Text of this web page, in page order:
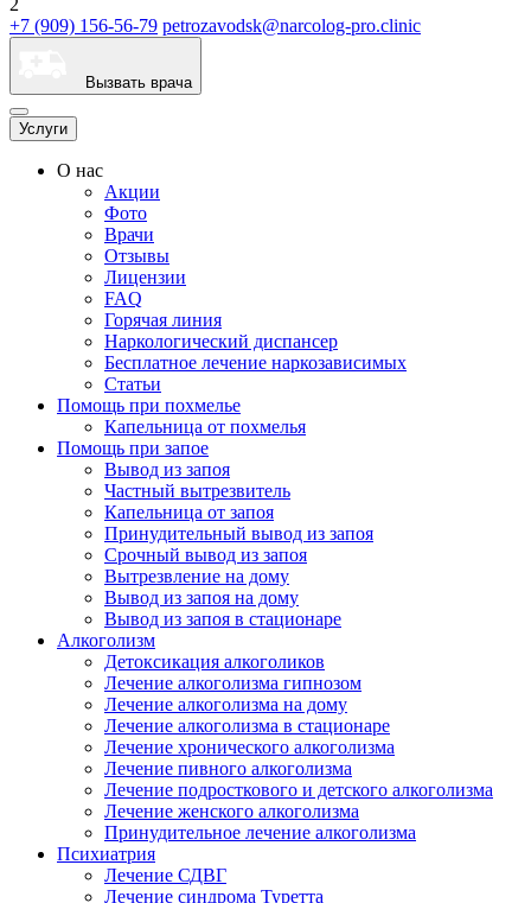
2
+7 (909) 156-56-79 petrozavodsk@narcolog-pro.clinic
Вызвать врача
Услуги
О нас
Акции
Фото
Врачи
Отзывы
Лицензии
FAQ
Горячая линия
Наркологический диспансер
Бесплатное лечение наркозависимых
Статьи
Помощь при похмелье
Капельница от похмелья
Помощь при запое
Вывод из запоя
Частный вытрезвитель
Капельница от запоя
Принудительный вывод из запоя
Срочный вывод из запоя
Вытрезвление на дому
Вывод из запоя на дому
Вывод из запоя в стационаре
Алкоголизм
Детоксикация алкоголиков
Лечение алкоголизма гипнозом
Лечение алкоголизма на дому
Лечение алкоголизма в стационаре
Лечение хронического алкоголизма
Лечение пивного алкоголизма
Лечение подросткового и детского алкоголизма
Лечение женского алкоголизма
Принудительное лечение алкоголизма
Психиатрия
Лечение СДВГ
Лечение синдрома Туретта